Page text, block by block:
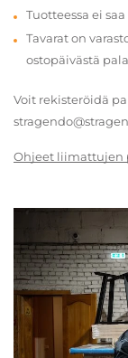
Tuotteessa ei
Tavarat on
ostopäivästä
Voit rekisteröidä
Ohjeet liimattujen